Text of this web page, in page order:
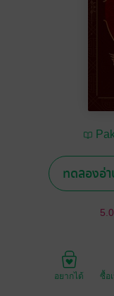
ทดลองอ่
อยากได้ ซื้อ